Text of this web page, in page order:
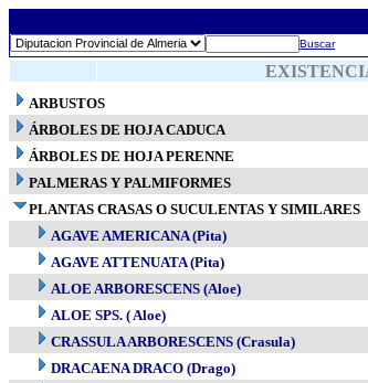
Buscar
ARBUSTOS
ÁRBOLES DE HOJA CADUCA
ÁRBOLES DE HOJA PERENNE
PALMERAS Y PALMIFORMES
PLANTAS CRASAS O SUCULENTAS Y SIMILARES
AGAVE AMERICANA (Pita)
AGAVE ATTENUATA (Pita)
ALOE ARBORESCENS (Aloe)
ALOE SPS. ( Aloe)
CRASSULA ARBORESCENS (Crasula)
DRACAENA DRACO (Drago)